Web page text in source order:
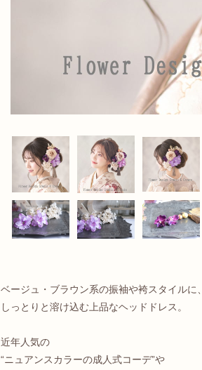
ベージュ・ブラウン系の振袖や袴スタイルに、
しっとりと溶け込む上品なヘッドドレス。
近年人気の
“ニュアンスカラーの成人式コーデ”や